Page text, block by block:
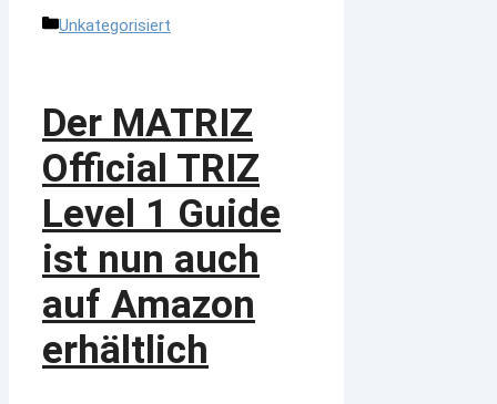
Kategorien
Unkategorisiert
Der MATRIZ
Official TRIZ
Level 1 Guide
ist nun auch
auf Amazon
erhältlich